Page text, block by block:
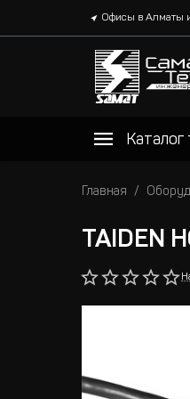
Офисы в Алматы
Каталог
Главная
TAIDEN